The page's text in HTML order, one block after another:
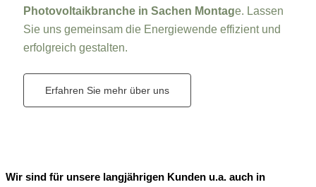
Photovoltaikbranche in Sachen Montage. Lassen
Sie uns gemeinsam die Energiewende effizient und
erfolgreich gestalten.
Erfahren Sie mehr über uns
Wir sind für unsere langjährigen Kunden u.a. auch in